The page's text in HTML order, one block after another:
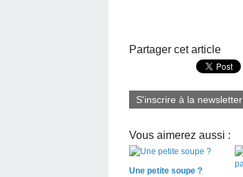
Partager cet article
S'inscrire à la newsletter
Vous aimerez aussi :
Une petite soupe ?